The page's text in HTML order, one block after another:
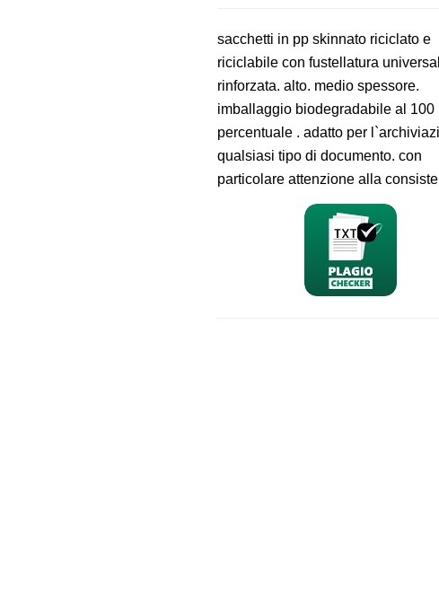
sacchetti in pp skinnato riciclato e
riciclabile con fustellatura
rinforzata. alto. medio spessore.
imballaggio biodegradabile al 100
percentuale . adatto per
qualsiasi tipo di documento. con
particolare attenzione alla